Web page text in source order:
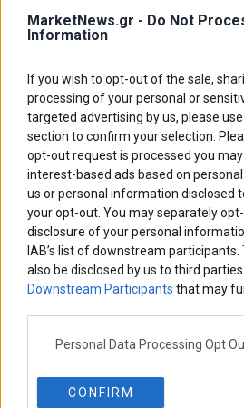
MarketNews.gr - Do Not
Information
If you wish to opt-out of the sale,
processing of your personal or
targeted advertising by us, please
section to confirm your selection.
opt-out request is processed you
interest-based ads based on
us or personal information disclosed
your opt-out. You may separately
disclosure of your personal
IAB’s list of downstream
also be disclosed by us to third
Downstream Participants that may
Personal Data Processing Opt
CONFIRM
Πλοήγηση
άρθρων
ΠΡΟΗΓΟΥΜΕΝΟ ΑΡΘΡΟ
Previous
post:
Α. Σαμαράς: Οι τράπεζες θα
πρέπει να συμβάλουν στην
ενίσχυση της ρευστότητας
ΑΡΘΡΟΓΡΑΦΟΙ
Ελευθερία Κούρταλη
Οι «τιμωροί» των ομολόγων
Εύη Φραγκάκη
Σταματίνα Σταματάκου